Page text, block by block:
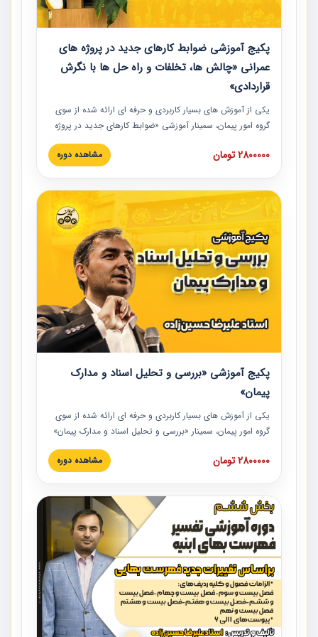
پکیج آموزشی ضوابط کارهای جدید در پروژه های
عمرانی «چالش ها، تخلفات و راه حل ها با نگرش
قراردادی»
یکی از آموزش‏‏‏‏‏‏ های بسیار کاربردی و حرفه‏ ای ارائه شده از سوی
گروه امور پیمان، سمینار آموزشی «ضوابط کارهای جدید در پروژه
های عمرانی» چالش ها، تخلفات و راه حل ها با نگرش قراردادی
است که در محل سندیکای شرکت های ساختمانی کشور ارائه شد.
مدارک پیمان به همراه تجربیات عملی ارائه شده است.
2800000 تومان مشاهده دوره
پکیج آموزشی «بررسی و تحلیل اسناد و مدارک
پیمان»
یکی از آموزش‏‏‏‏‏‏ های بسیار کاربردی و حرفه‏ ای ارائه شده از سوی
گروه امور پیمان، سمینار «بررسی و تحلیل اسناد و مدارک پیمان»
است که در دانشگاه صنعتی شریف ارائه شد. در این آموزش
نکات کلیدی مربوط به اسناد و مدارک پیمان، اولویت بندی اسناد
پیمان به همراه تجربیات عملی در این خصوص ارائه شده است.
2800000 تومان مشاهده دوره